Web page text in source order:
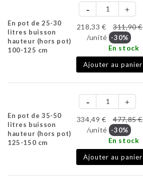
En pot de 25-30
litres buisson
hauteur (hors pot)
100-125 cm
218,33 €
311,90 €
/unité -30%
En stock
Ajouter au panier
En pot de 35-50
litres buisson
hauteur (hors pot)
125-150 cm
334,49 €
477,85 €
/unité -30%
En stock
Ajouter au panier